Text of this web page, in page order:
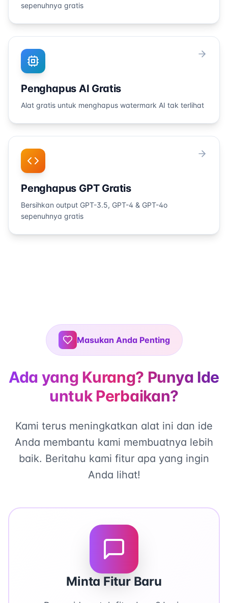
sepenuhnya gratis
Penghapus AI Gratis
Alat gratis untuk menghapus watermark AI tak terlihat
Penghapus GPT Gratis
Bersihkan output GPT-3.5, GPT-4 & GPT-4o
sepenuhnya gratis
Masukan Anda Penting
Ada yang Kurang? Punya Ide
untuk Perbaikan?
Kami terus meningkatkan alat ini dan ide
Anda membantu kami membuatnya lebih
baik. Beritahu kami fitur apa yang ingin
Anda lihat!
Minta Fitur Baru